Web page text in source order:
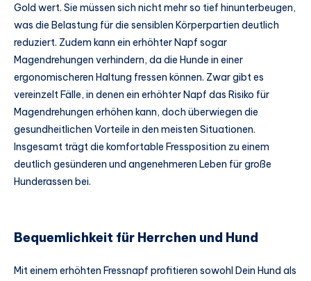
Gold wert. Sie müssen sich nicht mehr so tief hinunterbeugen,
was die Belastung für die sensiblen Körperpartien deutlich
reduziert. Zudem kann ein erhöhter Napf sogar
Magendrehungen verhindern, da die Hunde in einer
ergonomischeren Haltung fressen können. Zwar gibt es
vereinzelt Fälle, in denen ein erhöhter Napf das Risiko für
Magendrehungen erhöhen kann, doch überwiegen die
gesundheitlichen Vorteile in den meisten Situationen.
Insgesamt trägt die komfortable Fressposition zu einem
deutlich gesünderen und angenehmeren Leben für große
Hunderassen bei.
Bequemlichkeit für Herrchen und Hund
Mit einem erhöhten Fressnapf profitieren sowohl Dein Hund als